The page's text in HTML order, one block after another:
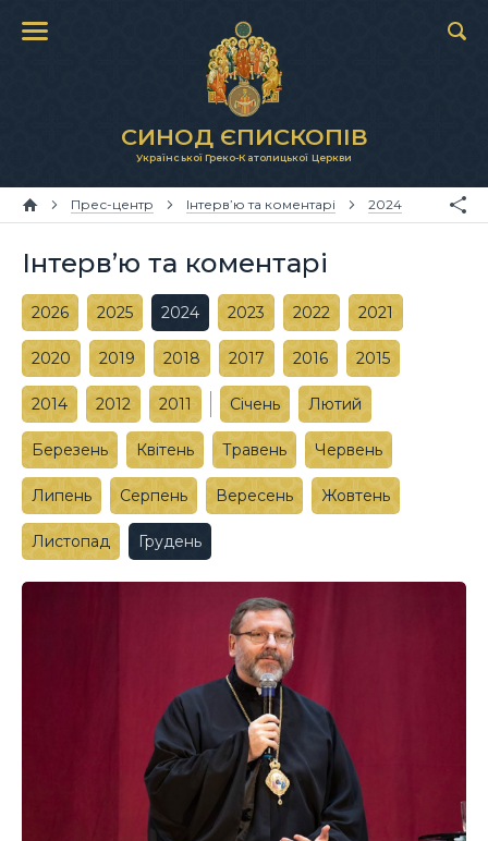
СИНОД ЄПИСКОПІВ
Української Греко-Католицької Церкви
Прес-центр Інтерв’ю та коментарі 2024
Інтерв’ю та коментарі
2026 2025 2024 2023 2022 2021
2020 2019 2018 2017 2016 2015
2014 2012 2011 Січень Лютий
Березень Квітень Травень Червень
Липень Серпень Вересень Жовтень
Листопад Грудень